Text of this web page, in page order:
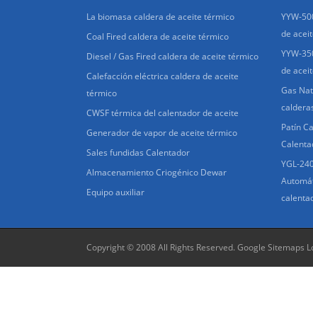
La biomasa caldera de aceite térmico
Coal Fired caldera de aceite térmico
Diesel / Gas Fired caldera de aceite térmico
Calefacción eléctrica caldera de aceite
térmico
CWSF térmica del calentador de aceite
Generador de vapor de aceite térmico
Sales fundidas Calentador
Almacenamiento Criogénico Dewar
Equipo auxiliar
YYW-
de
YYW-
de
Gas
Patín
YGL-
Copyright © 2008 All Rights Reserved. Google Sitemaps